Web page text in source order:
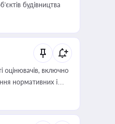
будівництва
оцінювачів, включно
нормативних і